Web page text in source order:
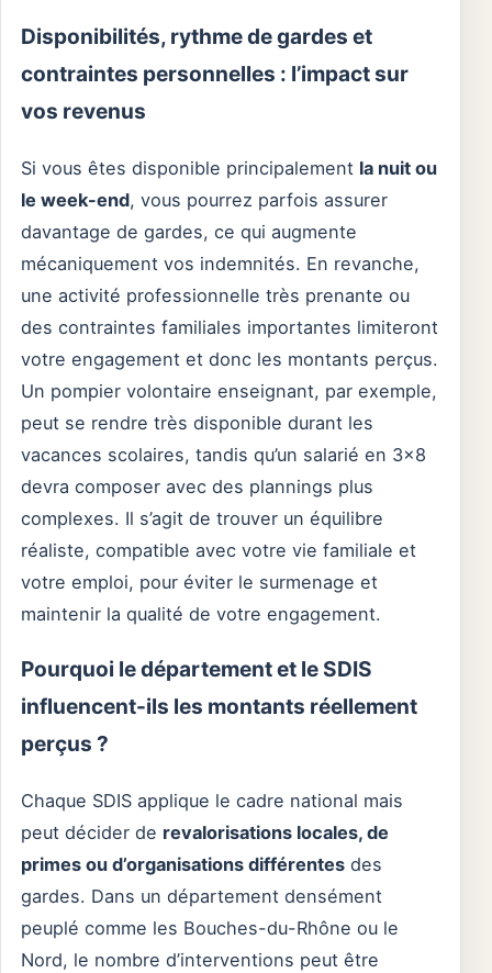
Disponibilités, rythme de gardes et
contraintes personnelles : l’impact sur
vos revenus
Si vous êtes disponible principalement la nuit ou
le week-end, vous pourrez parfois assurer
davantage de gardes, ce qui augmente
mécaniquement vos indemnités. En revanche,
une activité professionnelle très prenante ou
des contraintes familiales importantes limiteront
votre engagement et donc les montants perçus.
Un pompier volontaire enseignant, par exemple,
peut se rendre très disponible durant les
vacances scolaires, tandis qu’un salarié en 3×8
devra composer avec des plannings plus
complexes. Il s’agit de trouver un équilibre
réaliste, compatible avec votre vie familiale et
votre emploi, pour éviter le surmenage et
maintenir la qualité de votre engagement.
Pourquoi le département et le SDIS
influencent-ils les montants réellement
perçus ?
Chaque SDIS applique le cadre national mais
peut décider de revalorisations locales, de
primes ou d’organisations différentes des
gardes. Dans un département densément
peuplé comme les Bouches-du-Rhône ou le
Nord, le nombre d’interventions peut être